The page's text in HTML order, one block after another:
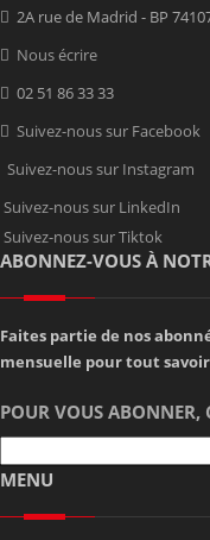
2A rue de Madrid - BP
Nous écrire
02 51 86 33 33
Suivez-nous sur Facebook
Suivez-nous sur Instagram
Suivez-nous sur LinkedIn
Suivez-nous sur Tiktok
ABONNEZ-VOUS À
Faites partie de nos
mensuelle pour tout
POUR VOUS ABONNER,
MENU